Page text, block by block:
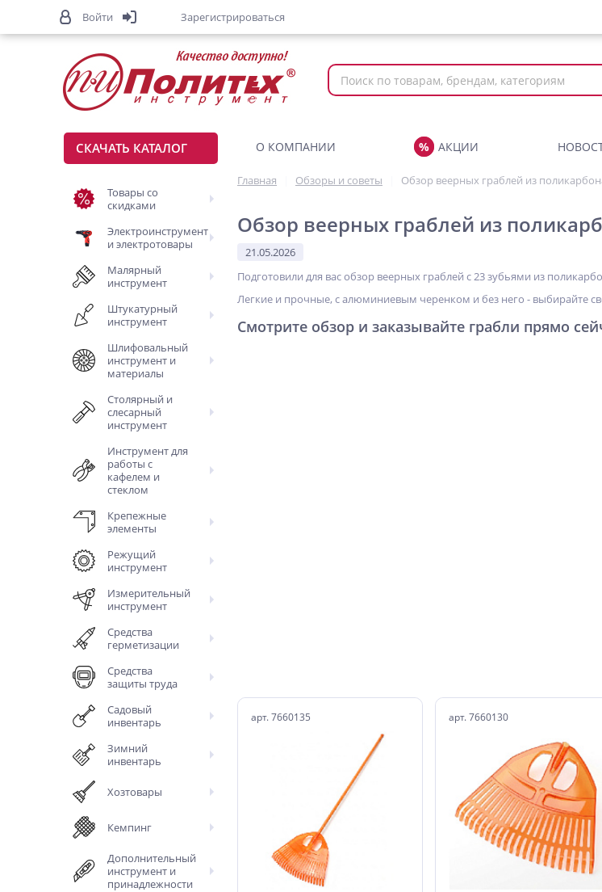
СКАЧАТЬ КАТАЛОГ
Товары со
скидками
Электроинструмент
и электротовары
Малярный
инструмент
Штукатурный
инструмент
Шлифовальный
инструмент и
материалы
Столярный и
слесарный
инструмент
Инструмент для
работы с
кафелем и
стеклом
Крепежные
элементы
Режущий
инструмент
Измерительный
инструмент
Средства
герметизации
Средства
защиты труда
Садовый
инвентарь
Зимний
инвентарь
Хозтовары
Кемпинг
Дополнительный
инструмент и
принадлежности
О КОМПАНИИ АКЦИИ
Главная Обзоры и советы Обзор веерных граблей из
Обзор веерных граблей из
21.05.2026
Подготовили для вас обзор веерных граблей с 23 зубьями из
Легкие и прочные, с алюминиевым черенком и без него - выбирайте
Смотрите обзор и заказывайте грабли прямо
арт. 7660135 арт. 7660130
Войти Зарегистрироваться